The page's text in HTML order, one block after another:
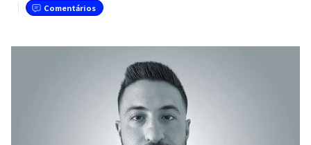
Comentários